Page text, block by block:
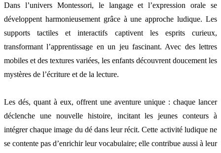
Dans l’univers Montessori, le langage et l’expression orale se
développent harmonieusement grâce à une approche ludique. Les
supports tactiles et interactifs captivent les esprits curieux,
transformant l’apprentissage en un jeu fascinant. Avec des lettres
mobiles et des textures variées, les enfants découvrent doucement les
mystères de l’écriture et de la lecture.
Les dés, quant à eux, offrent une aventure unique : chaque lancer
déclenche une nouvelle histoire, incitant les jeunes conteurs à
intégrer chaque image du dé dans leur récit. Cette activité ludique ne
se contente pas d’enrichir leur vocabulaire; elle contribue aussi à leur